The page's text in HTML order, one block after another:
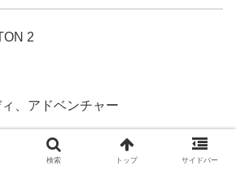
2
、アドベンチャー
t.afi-b.com/visit.php?
検索 トップ サイドバー